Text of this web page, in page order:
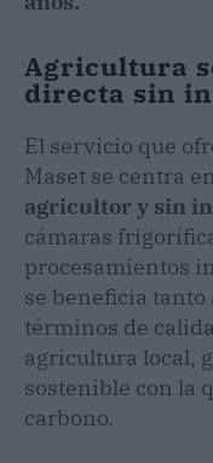
Agricultura
directa sin
El servicio que
Maset se centra
agricultor y sin
cámaras
procesamientos
se beneficia
términos de
agricultura local,
sostenible con la
carbono.